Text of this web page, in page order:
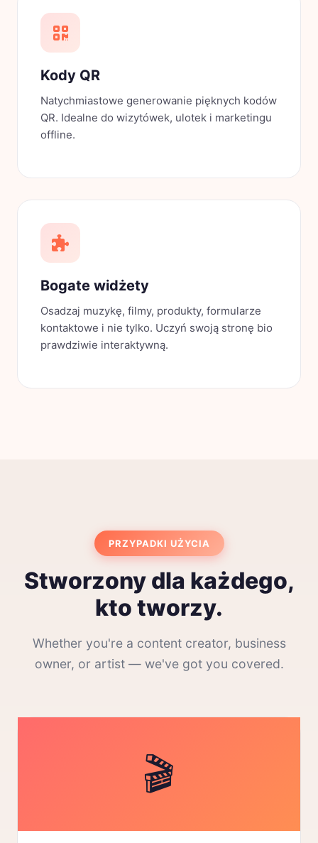
Kody QR
Natychmiastowe generowanie pięknych kodów
QR. Idealne do wizytówek, ulotek i marketingu
offline.
Bogate widżety
Osadzaj muzykę, filmy, produkty, formularze
kontaktowe i nie tylko. Uczyń swoją stronę bio
prawdziwie interaktywną.
PRZYPADKI UŻYCIA
Stworzony dla każdego,
kto tworzy.
Whether you're a content creator, business
owner, or artist — we've got you covered.
🎬